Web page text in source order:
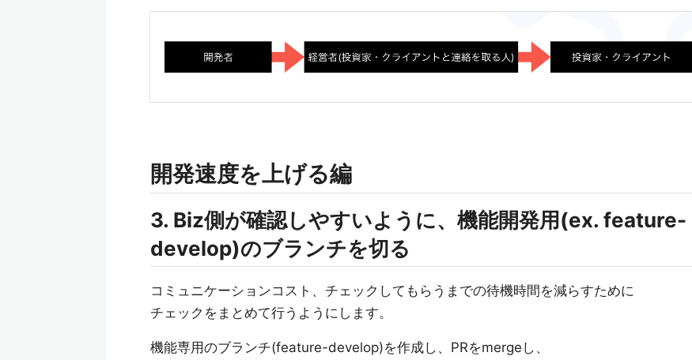
開発速度を上げる編
3. Biz側が確認しやすいように、機能開発用(ex. feature-
develop)のブランチを切る
コミュニケーションコスト、チェックしてもらうまでの待機時間を減らすために
チェックをまとめて行うようにします。
機能専用のブランチ(feature-develop)を作成し、PRをmergeし、